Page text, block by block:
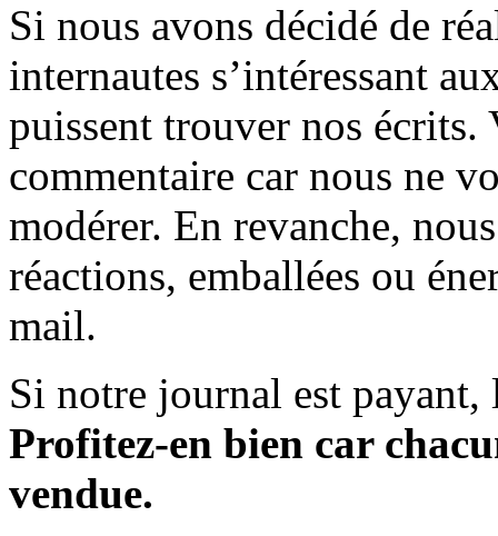
Si nous avons décidé de
internautes s’intéressant
puissent trouver nos écrits.
commentaire car nous ne
modérer. En revanche,
réactions, emballées ou
mail.
Si notre journal est payant,
Profitez-en bien car
vendue.